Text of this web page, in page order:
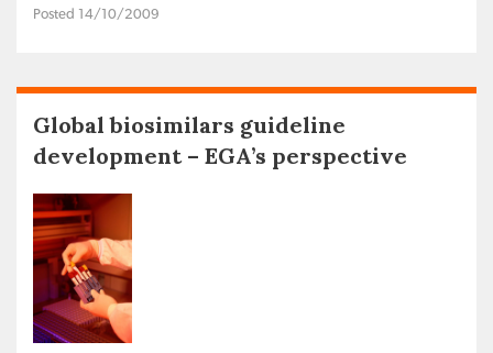
Posted 14/10/2009
Global biosimilars guideline
development – EGA’s perspective